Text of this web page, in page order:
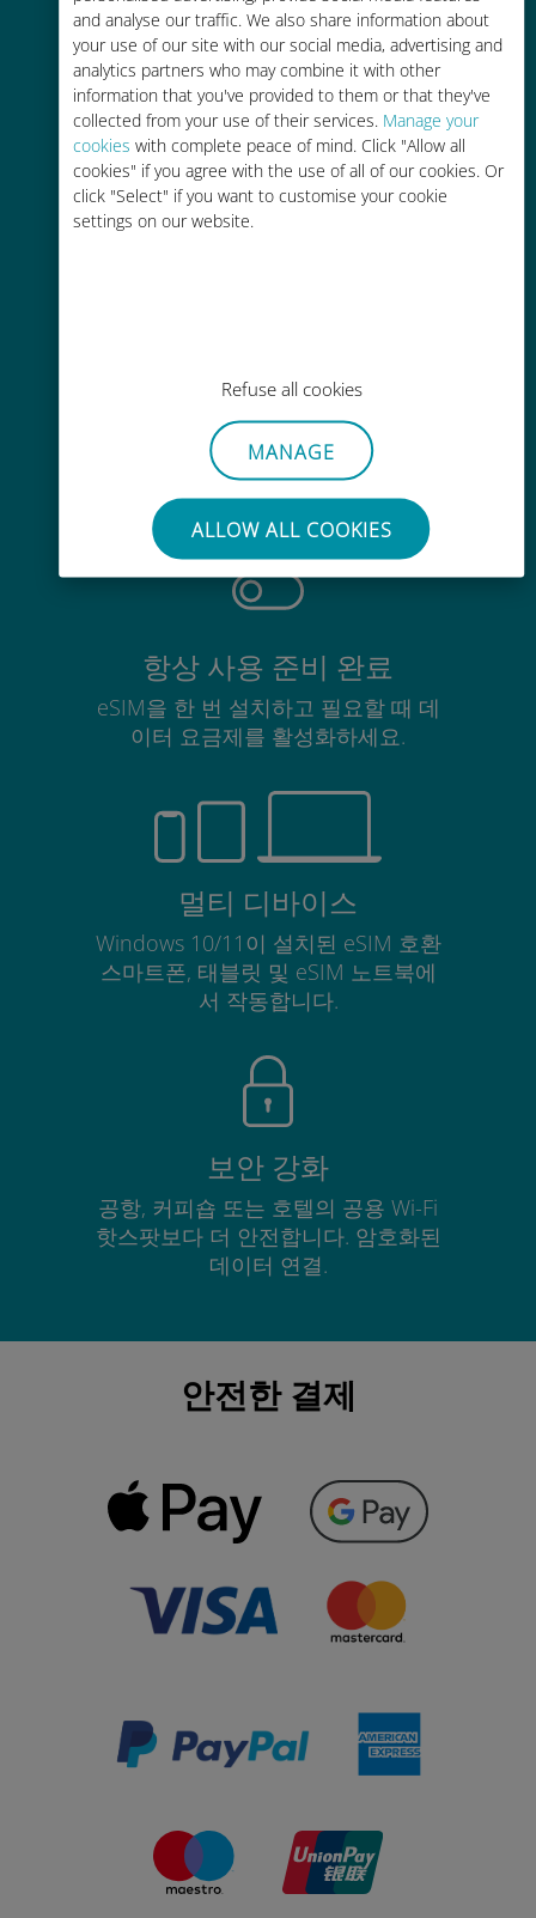
and analyse our traffic. We also share information about
your use of our site with our social media, advertising and
analytics partners who may combine it with other
information that you've provided to them or that they've
collected from your use of their services. Manage your
cookies with complete peace of mind. Click "Allow all
cookies" if you agree with the use of all of our cookies. Or
click "Select" if you want to customise your cookie
settings on our website.
Refuse all cookies
MANAGE
ALLOW ALL COOKIES
90% 저렴합니다.
간편한 충전
Wi-Fi나 남은 데이터가 없어도 Ubigi
간편한
기존 SIM 카드를 제거할 필요가 없습
니다.
항상 사용 준비 완료
eSIM을 한 번 설치하고 필요할 때 데
이터 요금제를 활성화하세요.
멀티 디바이스
Windows 10/11이 설치된 eSIM 호환
스마트폰, 태블릿 및 eSIM 노트북에
서 작동합니다.
보안 강화
공항, 커피숍 또는 호텔의 공용 Wi-Fi
핫스팟보다 더 안전합니다. 암호화된
데이터 연결.
안전한 결제